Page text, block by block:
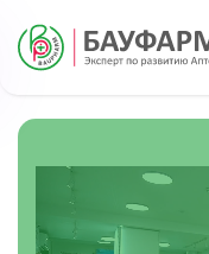
Skip to main content